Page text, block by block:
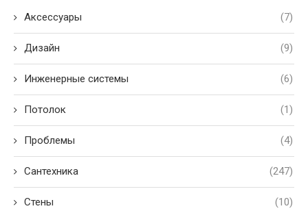
Аксессуары (7)
Дизайн (9)
Инженерные системы (6)
Потолок (1)
Проблемы (4)
Сантехника (247)
Стены (10)